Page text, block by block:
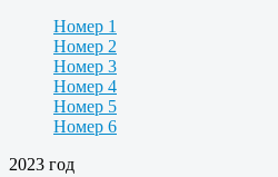
Номер 1
Номер 2
Номер 3
Номер 4
Номер 5
Номер 6
2023 год